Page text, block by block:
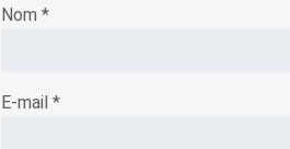
Nom *
E-mail *